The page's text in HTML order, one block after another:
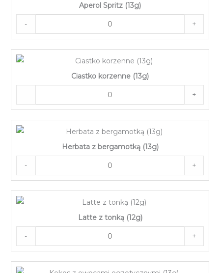
Aperol Spritz (13g)
- +
Ciastko korzenne (13g)
- +
Herbata z bergamotką (13g)
- +
Latte z tonką (12g)
- +